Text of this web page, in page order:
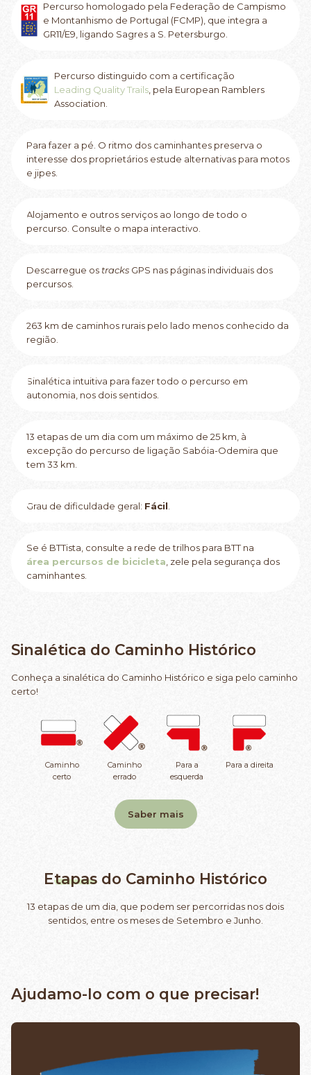
263 km de caminhos rurais pelo lado menos conhecido da
região.
Sinalética intuitiva para fazer todo o percurso em
autonomia, nos dois sentidos.
13 etapas de um dia com um máximo de 25 km, à
excepção do percurso de ligação Sabóia-Odemira que
tem 33 km.
Grau de dificuldade geral: Fácil.
Se é BTTista, consulte a rede de trilhos para BTT na
área percursos de bicicleta, zele pela segurança dos
caminhantes.
Percurso homologado pela Federação de Campismo
e Montanhismo de Portugal (FCMP), que integra a
GR11/E9, ligando Sagres a S. Petersburgo.
Percurso distinguido com a certificação
Leading Quality Trails, pela European Ramblers
Association.
Para fazer a pé. O ritmo dos caminhantes preserva o
interesse dos proprietários estude alternativas para motos
e jipes.
Alojamento e outros serviços ao longo de todo o
percurso. Consulte o mapa interactivo.
Descarregue ostracks GPS nas páginas individuais dos
percursos.
Sinalética do Caminho Histórico
Conheça a sinalética do Caminho Histórico e siga pelo caminho
certo!
Caminho
certo
Caminho
errado
Para a
esquerda
Para a direita
Saber mais
Etapas do Caminho Histórico
13 etapas de um dia, que podem ser percorridas nos dois
sentidos, entre os meses de Setembro e Junho.
Ajudamo-lo com o que precisar!